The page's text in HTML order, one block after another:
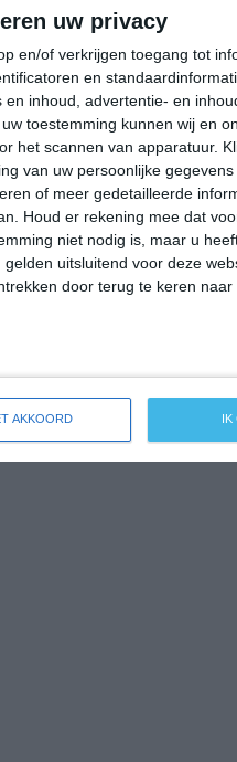
uw privacy
en/of verkrijgen toegang tot
en
inhoud, advertentie- en
toestemming kunnen wij en
het scannen van apparatuur.
van uw persoonlijke gegevens
of meer gedetailleerde
Houd er rekening mee dat
niet nodig is, maar u
uitsluitend voor deze
door terug te keren
AKKOORD IK
23:00 02:00
OZO 1